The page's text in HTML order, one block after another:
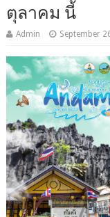
ตุลาคม นี้
Admin September